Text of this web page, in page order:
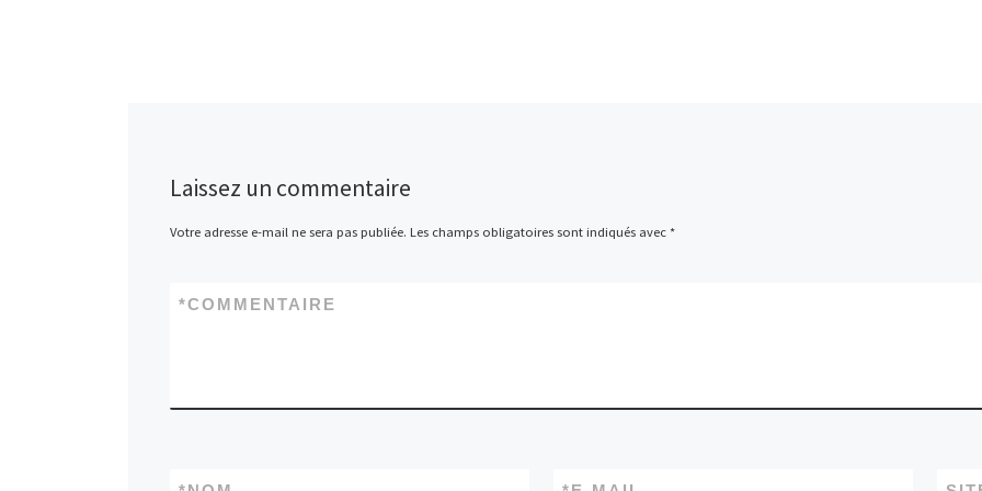
Laissez un commentaire
Votre adresse e-mail ne sera pas publiée. Les champs obligatoires sont indiqués avec *
COMMENTAIRE
*